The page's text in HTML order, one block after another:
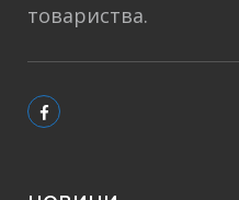
товариства.